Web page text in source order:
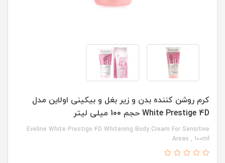
کرم روشن کننده بدن و زیر بغل و بیکینی اولاین مدل
White Prestige 4D حجم 100 میلی لیتر
Eveline White Prestige 4D Whitening Body Cream For Sensitive
Areas , 100ml